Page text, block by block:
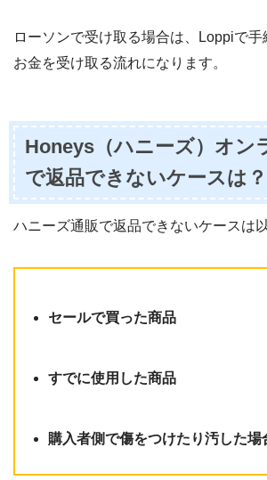
ローソンで受け取る場合は、Loppiで
お金を受け取る流れになります。
Honeys（ハニーズ）オン
で返品できないケースは？
ハニーズ通販で返品できないケースは以
セールで買った商品
すでに使用した商品
購入者側で傷をつけたり汚した場